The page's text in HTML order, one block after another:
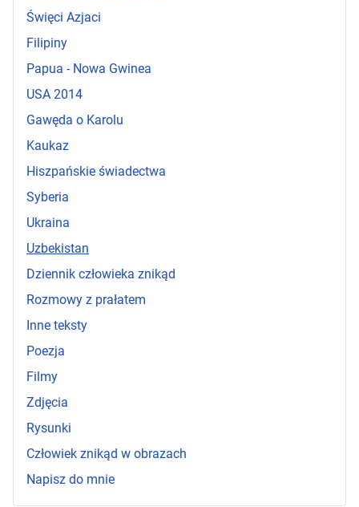
Święci Azjaci
Filipiny
Papua - Nowa Gwinea
USA 2014
Gawęda o Karolu
Kaukaz
Hiszpańskie świadectwa
Syberia
Ukraina
Uzbekistan
Dziennik człowieka znikąd
Rozmowy z prałatem
Inne teksty
Poezja
Filmy
Zdjęcia
Rysunki
Człowiek znikąd w obrazach
Napisz do mnie